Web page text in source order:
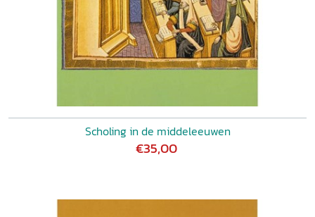
Scholing in de middeleeuwen
€35,00